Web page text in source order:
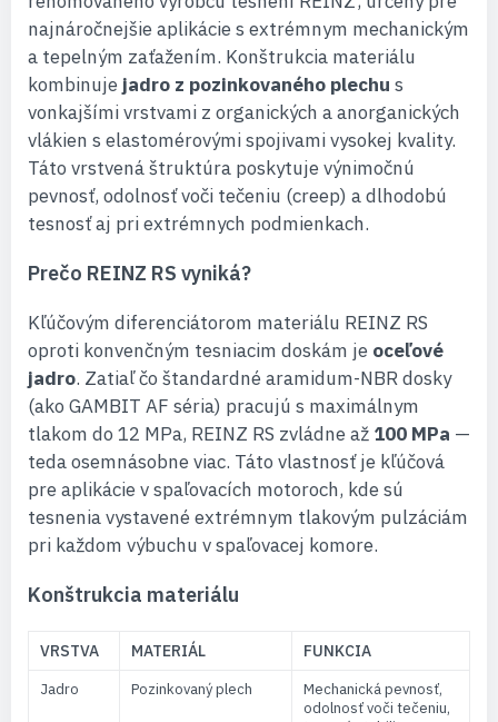
najnáročnejšie aplikácie s extrémnym mechanickým
a tepelným zaťažením. Konštrukcia materiálu
kombinuje jadro z pozinkovaného plechu s
vonkajšími vrstvami z organických a anorganických
vlákien s elastomérovými spojivami vysokej kvality.
Táto vrstvená štruktúra poskytuje výnimočnú
pevnosť, odolnosť voči tečeniu (creep) a dlhodobú
tesnosť aj pri extrémnych podmienkach.
Prečo REINZ RS vyniká?
Kľúčovým diferenciátorom materiálu REINZ RS
oproti konvenčným tesniacim doskám je oceľové
jadro. Zatiaľ čo štandardné aramidum-NBR dosky
(ako GAMBIT AF séria) pracujú s maximálnym
tlakom do 12 MPa, REINZ RS zvládne až 100 MPa —
teda osemnásobne viac. Táto vlastnosť je kľúčová
pre aplikácie v spaľovacích motoroch, kde sú
tesnenia vystavené extrémnym tlakovým pulzáciám
pri každom výbuchu v spaľovacej komore.
Konštrukcia materiálu
VRSTVA MATERIÁL FUNKCIA
Jadro Pozinkovaný plech
Mechanická pevnosť,
odolnosť voči tečeniu,